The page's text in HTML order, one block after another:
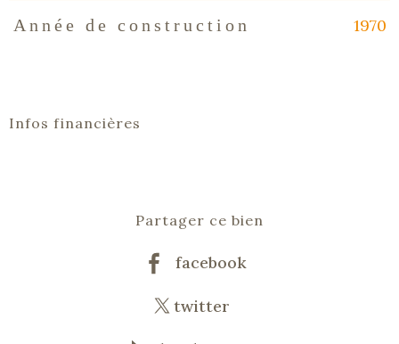
Année de construction 1970
Infos financières
Partager ce bien
facebook
twitter